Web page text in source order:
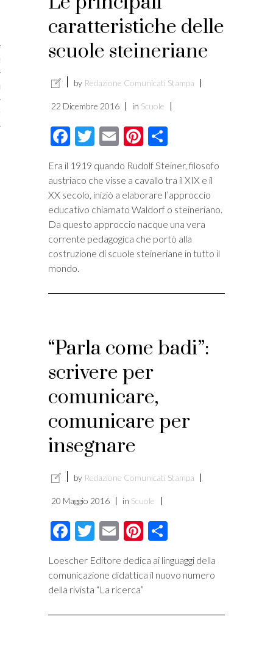
è l’article marketing
e stile di scrittura
per i publishers
caratteristiche delle
scuole steineriane
by Redazione Comunicati Stampa
22 Dicembre 2016 in Scuole
Facebook
Twitter
EmailPinterest
Era il 1919 quando Rudolf Steiner, filosofo
austriaco che visse a cavallo tra il XIX e il
XX secolo, iniziò a elaborare l’approccio
educativo chiamato Waldorf o steineriano.
Da questo approccio nacque una vera
corrente pedagogica che portò alla
costruzione di scuole steineriane in tutto il
mondo.
“Parla come badi”:
scrivere per
comunicare,
comunicare per
insegnare
by Redazione Comunicati Stampa
20 Maggio 2016 in Scuole
Facebook
Twitter
EmailPinterest
Loescher Editore dedica ai linguaggi della
comunicazione didattica il nuovo numero
della rivista “La ricerca”